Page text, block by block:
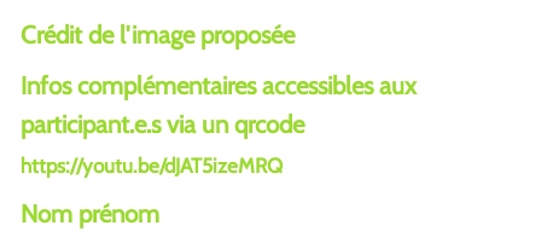
Crédit de l'image proposée
Infos complémentaires accessibles aux
participant.e.s via un qrcode
https://youtu.be/dJAT5izeMRQ
Nom prénom